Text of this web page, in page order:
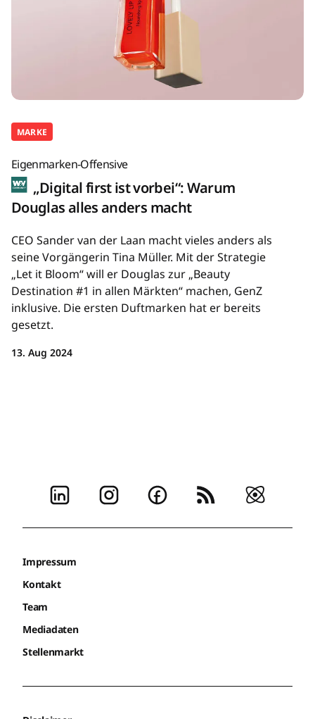
MARKE
Eigenmarken-Offensive
„Digital first ist vorbei“: Warum
Douglas alles anders macht
CEO Sander van der Laan macht vieles anders als
seine Vorgängerin Tina Müller. Mit der Strategie
„Let it Bloom“ will er Douglas zur „Beauty
Destination #1 in allen Märkten“ machen, GenZ
inklusive. Die ersten Duftmarken hat er bereits
gesetzt.
13. Aug 2024
Impressum
Kontakt
Team
Mediadaten
Stellenmarkt